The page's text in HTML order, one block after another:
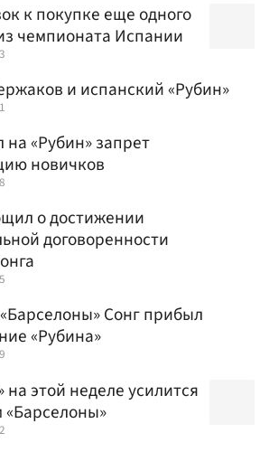
к покупке еще одного
чемпионата Испании
и испанский «Рубин»
«Рубин» запрет
новичков
о достижении
договоренности
Сонг прибыл
«Рубина»
этой неделе усилится